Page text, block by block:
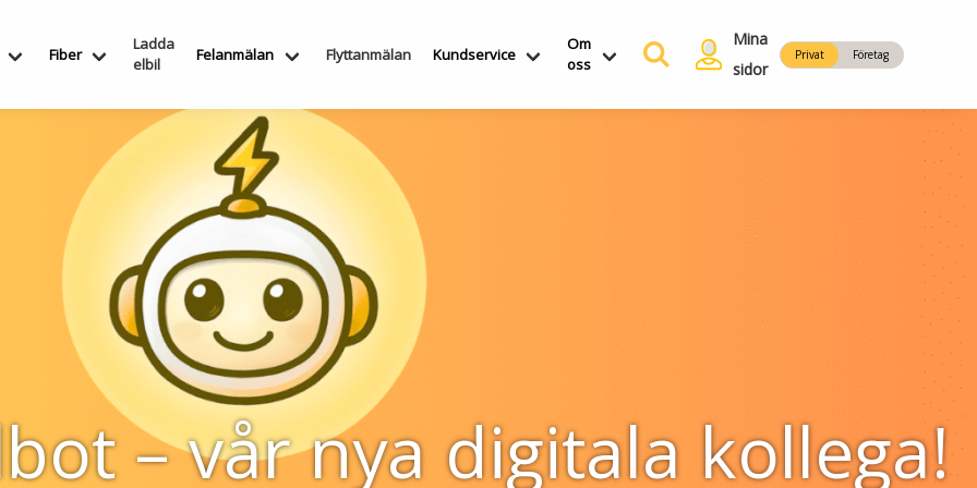
Fiber
Ladda
elbil
Felanmälan Flyttanmälan Kundservice
Om
oss
Mina
sidor
Privat Företag
– vår nya digitala kollega!